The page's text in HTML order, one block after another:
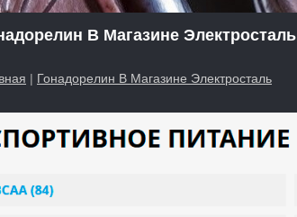
В Магазине Электросталь
| Гонадорелин В Магазине Электросталь